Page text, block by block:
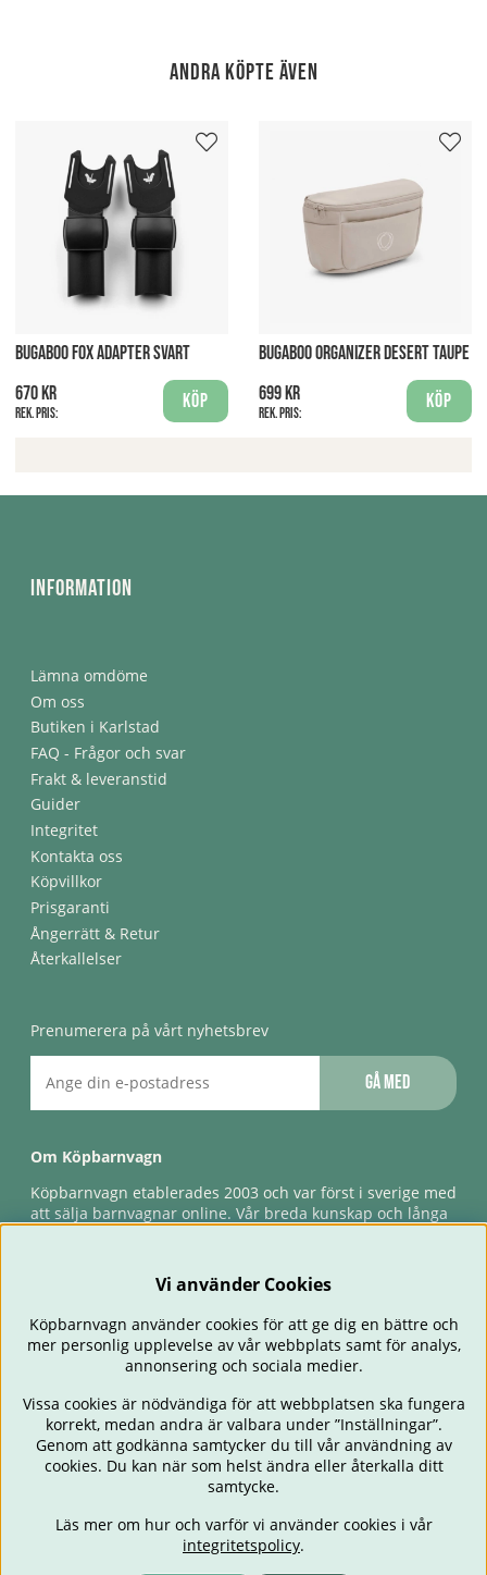
Andra köpte även
BUGABOO FOX ADAPTER SVART
670 kr
Rek. pris:
Köp
BUGABOO ORGANIZER DESERT TAUPE
699 kr
Rek. pris:
Köp
Information
Lämna omdöme
Om oss
Butiken i Karlstad
FAQ - Frågor och svar
Frakt & leveranstid
Guider
Integritet
Kontakta oss
Köpvillkor
Prisgaranti
Ångerrätt & Retur
Återkallelser
Prenumerera på vårt nyhetsbrev
Gå med
Om Köpbarnvagn
Köpbarnvagn etablerades 2003 och var först i sverige med
att sälja barnvagnar online. Vår breda kunskap och långa
förlossningsgaranti & förlängd ångerrätt.
BARNVAGNAR BILSTOLAR BABY ÄTA & MATA
RESA
OUTLET
PRESENTTIPS
Vi använder Cookies
Köpbarnvagn använder cookies för att ge dig en bättre och
mer personlig upplevelse av vår webbplats samt för analys,
annonsering och sociala medier.
Vissa cookies är nödvändiga för att webbplatsen ska fungera
korrekt, medan andra är valbara under ”Inställningar”.
Genom att godkänna samtycker du till vår användning av
cookies. Du kan när som helst ändra eller återkalla ditt
samtycke.
Läs mer om hur och varför vi använder cookies i vår
integritetspolicy.